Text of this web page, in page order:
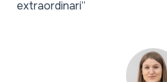
extraordinari”